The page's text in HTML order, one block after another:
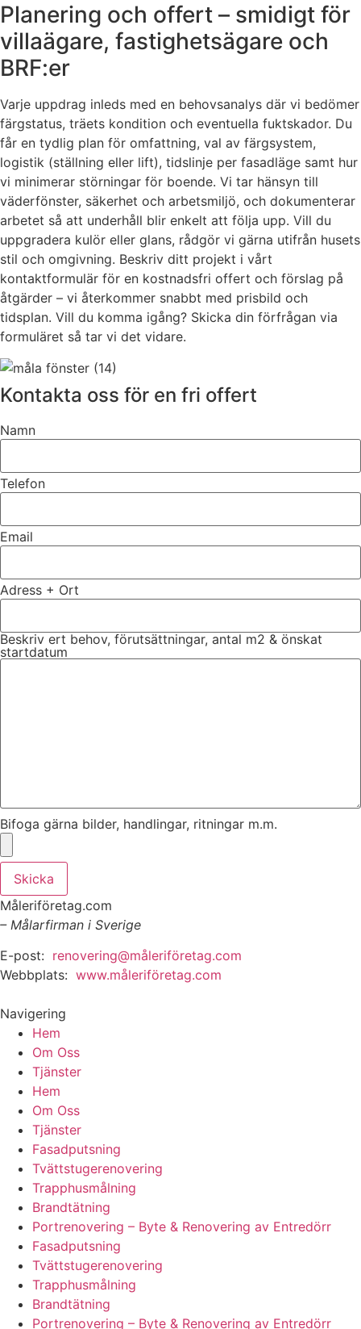
Planering och offert – smidigt för
villaägare, fastighetsägare och
BRF:er
Varje uppdrag inleds med en behovsanalys där vi bedömer
färgstatus, träets kondition och eventuella fuktskador. Du
får en tydlig plan för omfattning, val av färgsystem,
logistik (ställning eller lift), tidslinje per fasadläge samt hur
vi minimerar störningar för boende. Vi tar hänsyn till
väderfönster, säkerhet och arbetsmiljö, och dokumenterar
arbetet så att underhåll blir enkelt att följa upp. Vill du
uppgradera kulör eller glans, rådgör vi gärna utifrån husets
stil och omgivning. Beskriv ditt projekt i vårt
kontaktformulär för en kostnadsfri offert och förslag på
åtgärder – vi återkommer snabbt med prisbild och
tidsplan. Vill du komma igång? Skicka din förfrågan via
formuläret så tar vi det vidare.
Kontakta oss för en fri offert
Namn
Telefon
Email
Adress + Ort
Beskriv ert behov, förutsättningar, antal m2 & önskat
startdatum
Bifoga gärna bilder, handlingar, ritningar m.m.
Skicka
Måleriföretag.com
– Målarfirman i Sverige
E-post: renovering@måleriföretag.com
Webbplats: www.måleriföretag.com
Navigering
Hem
Om Oss
Tjänster
Hem
Om Oss
Tjänster
Fasadputsning
Tvättstugerenovering
Trapphusmålning
Brandtätning
Portrenovering – Byte & Renovering av Entredörr
Fasadputsning
Tvättstugerenovering
Trapphusmålning
Brandtätning
Portrenovering – Byte & Renovering av Entredörr